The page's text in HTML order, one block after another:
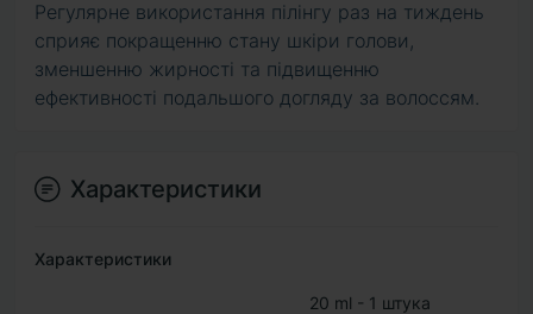
Регулярне використання пілінгу раз на тиждень
сприяє покращенню стану шкіри голови,
зменшенню жирності та підвищенню
ефективності подальшого догляду за волоссям.
Характеристики
Характеристики
20 ml - 1 штука